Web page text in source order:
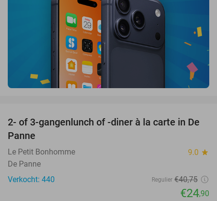
39%
2- of 3-gangenlunch of -diner à la carte in De
Panne
Le Petit Bonhomme 9.0 star
De Panne
Verkocht: 440
Regulier €40,75
€24,90